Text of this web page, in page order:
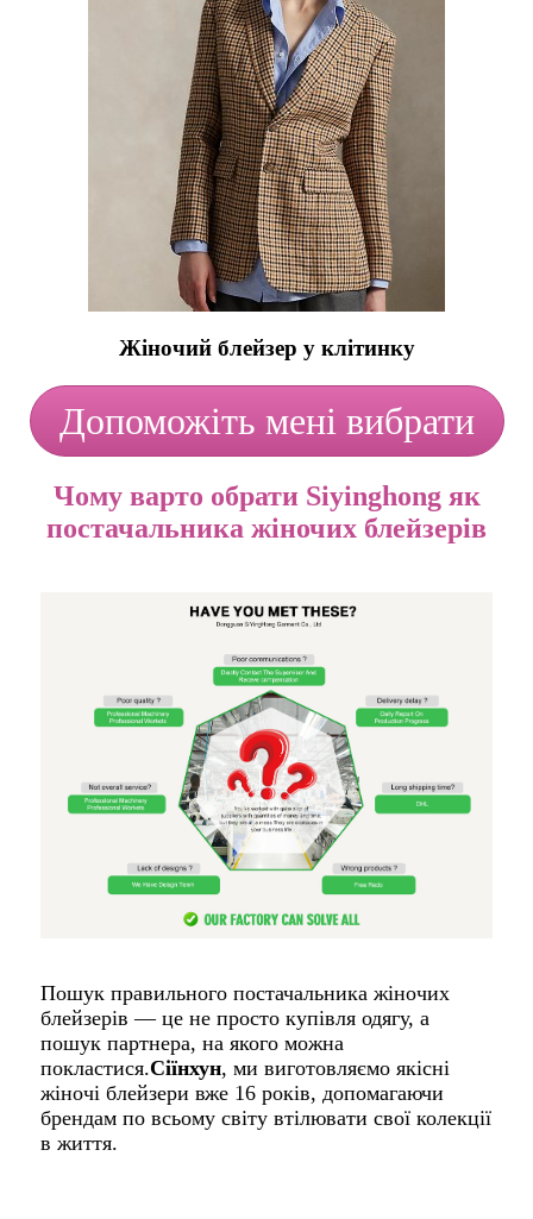
Жіночий блейзер у клітинку
Допоможіть мені вибрати
Чому варто обрати Siyinghong як
постачальника жіночих блейзерів
Пошук правильного постачальника жіночих
блейзерів — це не просто купівля одягу, а
пошук партнера, на якого можна
покластися.Сіїнхун, ми виготовляємо якісні
жіночі блейзери вже 16 років, допомагаючи
брендам по всьому світу втілювати свої колекції
в життя.